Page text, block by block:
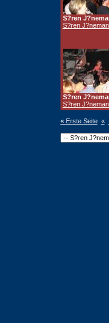
S?ren
S?ren
S?ren
S?ren
« Erste Seite «